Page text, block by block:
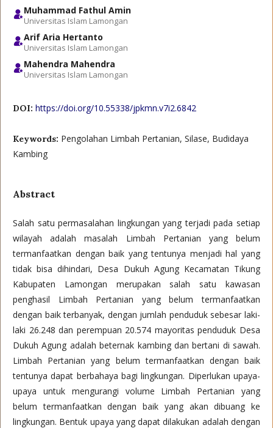
Muhammad Fathul Amin
Universitas Islam Lamongan
Arif Aria Hertanto
Universitas Islam Lamongan
Mahendra Mahendra
Universitas Islam Lamongan
DOI: https://doi.org/10.55338/jpkmn.v7i2.6842
Keywords: Pengolahan Limbah Pertanian, Silase, Budidaya
Kambing
Abstract
Salah satu permasalahan lingkungan yang terjadi pada setiap
wilayah adalah masalah Limbah Pertanian yang belum
termanfaatkan dengan baik yang tentunya menjadi hal yang
tidak bisa dihindari, Desa Dukuh Agung Kecamatan Tikung
Kabupaten Lamongan merupakan salah satu kawasan
penghasil Limbah Pertanian yang belum termanfaatkan
dengan baik terbanyak, dengan jumlah penduduk sebesar laki-
laki 26.248 dan perempuan 20.574 mayoritas penduduk Desa
Dukuh Agung adalah beternak kambing dan bertani di sawah.
Limbah Pertanian yang belum termanfaatkan dengan baik
tentunya dapat berbahaya bagi lingkungan. Diperlukan upaya-
upaya untuk mengurangi volume Limbah Pertanian yang
belum termanfaatkan dengan baik yang akan dibuang ke
lingkungan. Bentuk upaya yang dapat dilakukan adalah dengan